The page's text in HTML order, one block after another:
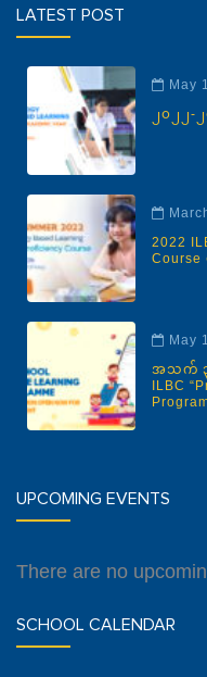
LATEST POST
May
၂၀၂၂
2022
Course
May
အသက် ၃
ILBC
UPCOMING EVENTS
There are no
SCHOOL CALENDAR